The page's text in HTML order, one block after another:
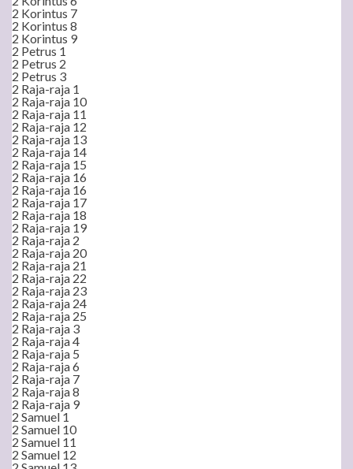
2 Korintus 7
2 Korintus 8
2 Korintus 9
2 Petrus 1
2 Petrus 2
2 Petrus 3
2 Raja-raja 1
2 Raja-raja 10
2 Raja-raja 11
2 Raja-raja 12
2 Raja-raja 13
2 Raja-raja 14
2 Raja-raja 15
2 Raja-raja 16
2 Raja-raja 16
2 Raja-raja 17
2 Raja-raja 18
2 Raja-raja 19
2 Raja-raja 2
2 Raja-raja 20
2 Raja-raja 21
2 Raja-raja 22
2 Raja-raja 23
2 Raja-raja 24
2 Raja-raja 25
2 Raja-raja 3
2 Raja-raja 4
2 Raja-raja 5
2 Raja-raja 6
2 Raja-raja 7
2 Raja-raja 8
2 Raja-raja 9
2 Samuel 1
2 Samuel 10
2 Samuel 11
2 Samuel 12